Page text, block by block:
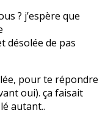
? j’espère que
désolée de pas
pour te répondre
oui). ça faisait
autant..